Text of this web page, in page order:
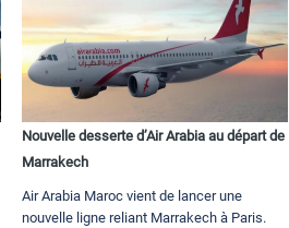
Nouvelle desserte d’Air Arabia au départ de
Marrakech
Air Arabia Maroc vient de lancer une
nouvelle ligne reliant Marrakech à Paris.